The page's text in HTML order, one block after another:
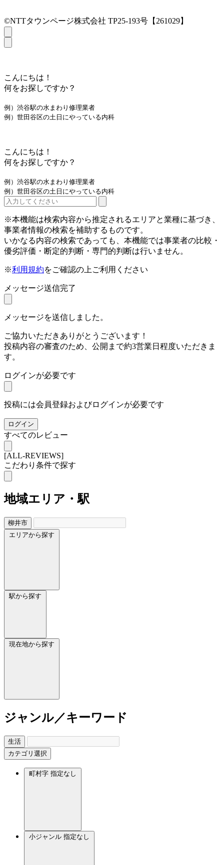
©NTTタウンページ株式会社 TP25-193号【261029】
こんにちは！
何をお探しですか？
例）渋谷駅の水まわり修理業者
例）世田谷区の土日にやっている内科
こんにちは！
何をお探しですか？
例）渋谷駅の水まわり修理業者
例）世田谷区の土日にやっている内科
※本機能は検索内容から推定されるエリアと業種に基づき、
事業者情報の検索を補助するものです。
いかなる内容の検索であっても、本機能では事業者の比較・
優劣評価・断定的判断・専門的判断は行いません。
※利用規約をご確認の上ご利用ください
メッセージ送信完了
メッセージを送信しました。
ご協力いただきありがとうございます！
投稿内容の審査のため、公開まで約3営業日程度いただきま
す。
ログインが必要です
投稿には会員登録およびログインが必要です
ログイン
すべてのレビュー
[ALL-REVIEWS]
こだわり条件で探す
地域エリア・駅
柳井市
エリアから探す
駅から探す
現在地から探す
ジャンル／キーワード
生活
カテゴリ選択
町村字 指定なし
小ジャンル 指定なし